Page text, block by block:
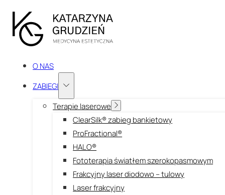
O NAS
ZABIEGI
Terapie laserowe
ClearSilk® zabieg bankietowy
ProFractional®
HALO®
Fototerapia światłem szerokopasmowym
Frakcyjny laser diodowo – tulowy
Laser frakcyjny